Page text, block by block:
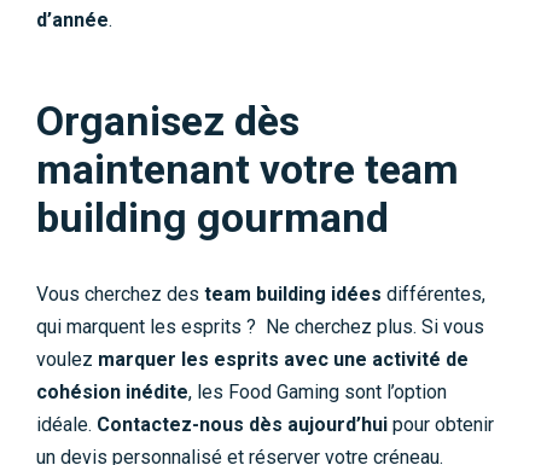
d’année.
Organisez dès
maintenant votre team
building gourmand
Vous cherchez des team building idées différentes,
qui marquent les esprits ? Ne cherchez plus. Si vous
voulez marquer les esprits avec une activité de
cohésion inédite, les Food Gaming sont l’option
idéale. Contactez-nous dès aujourd’hui pour obtenir
un devis personnalisé et réserver votre créneau.